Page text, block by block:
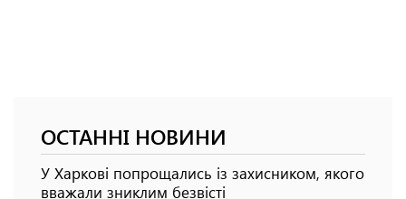
ОСТАННІ НОВИНИ
У Харкові попрощались із захисником, якого
вважали зниклим безвісті